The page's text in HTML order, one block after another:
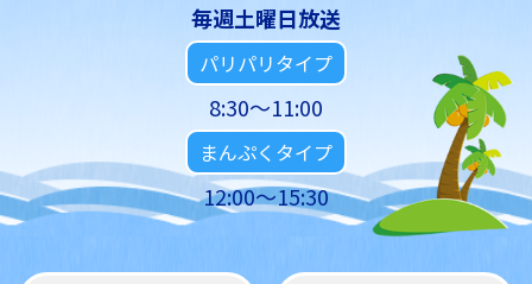
毎週土曜日放送
パリパリタイプ
8:30～11:00
まんぷくタイプ
12:00～15:30